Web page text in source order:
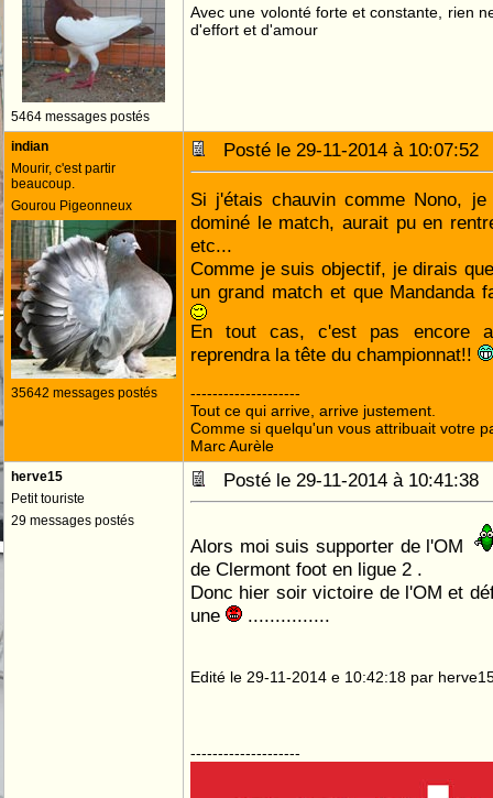
5464 messages postés
Avec une volonté forte et constante, rien
d'effort et d'amour
indian
Mourir, c'est partir
beaucoup.
Gourou Pigeonneux
35642 messages postés
Posté le 29-11-2014 à
Si j'étais chauvin comme Nono,
dominé le match, aurait pu en
etc...
Comme je suis objectif, je dirais
un grand match et que Mandanda
En tout cas, c'est pas encore
reprendra la tête du championnat!!
--------------------
Tout ce qui arrive, arrive justement.
Comme si quelqu'un vous attribuait votre
Marc Aurèle
herve15
Petit touriste
29 messages postés
Posté le 29-11-2014 à
Alors moi suis supporter de l'OM
de Clermont foot en ligue 2 .
Donc hier soir victoire de l'OM et
une
...............
Edité le 29-11-2014 e 10:42:18 par
--------------------